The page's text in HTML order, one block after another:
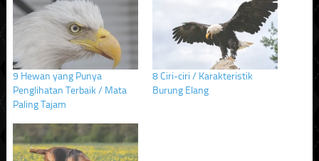
in
new
window)
in
new
window)
new
9 Hewan yang Punya
Penglihatan Terbaik / Mata
Paling Tajam
8 Ciri-ciri / Karakteristik
Burung Elang